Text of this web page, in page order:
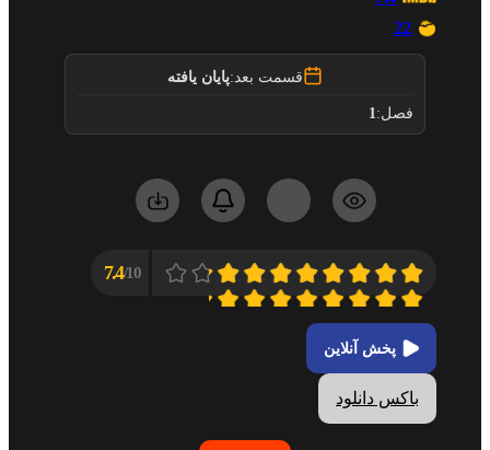
22
قسمت بعد:پایان یافته
فصل: 1
10/
7.4
پخش آنلاین
باکس دانلود